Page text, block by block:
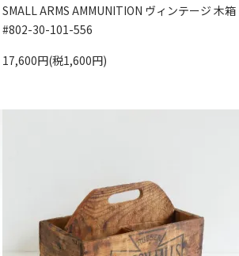
SMALL ARMS AMMUNITION ヴィンテージ 木箱
#802-30-101-556
17,600円(税1,600円)